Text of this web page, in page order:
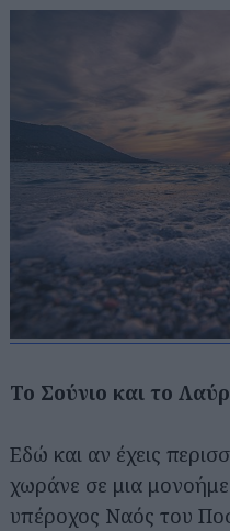
Το Σούνιο και το
Εδώ και αν έχεις
χωράνε σε μια
υπέροχος Ναός του